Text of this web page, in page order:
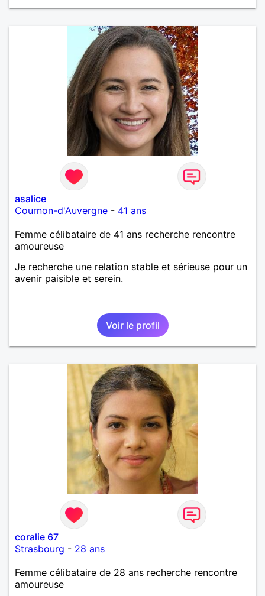
asalice
Cournon-d'Auvergne - 41 ans
Femme célibataire de 41 ans recherche rencontre
amoureuse
Je recherche une relation stable et sérieuse pour un
avenir paisible et serein.
Voir le profil
coralie 67
Strasbourg - 28 ans
Femme célibataire de 28 ans recherche rencontre
amoureuse